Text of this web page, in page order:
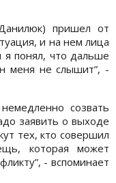
пришел от
и на нем лица
понял, что дальше
меня не слышит”, -
созвать
заявить о выходе
тех, кто совершил
которая может
- вспоминает